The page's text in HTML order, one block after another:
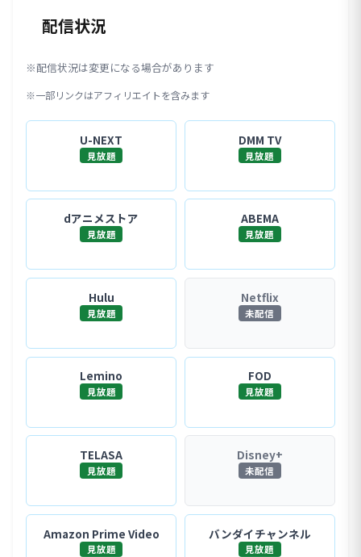
配信状況
※配信状況は変更になる場合があります
※一部リンクはアフィリエイトを含みます
U-NEXT
見放題
DMM TV
見放題
dアニメストア
見放題
ABEMA
見放題
Hulu
見放題
Netflix
未配信
Lemino
見放題
FOD
見放題
TELASA
見放題
Disney+
未配信
Amazon Prime Video
見放題
バンダイチャンネル
見放題